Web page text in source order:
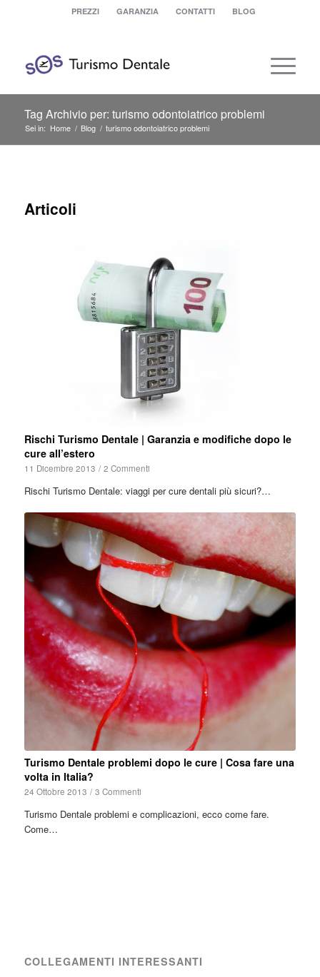
PREZZI GARANZIA CONTATTI BLOG
Tag Archivio per: turismo odontoiatrico problemi
Sei in: Home / Blog / turismo odontoiatrico problemi
Articoli
Rischi Turismo Dentale | Garanzia e modifiche dopo le
cure all’estero
11 Dicembre 2013 / 2 Commenti
Rischi Turismo Dentale: viaggi per cure dentali più sicuri?…
Turismo Dentale problemi dopo le cure | Cosa fare una
volta in Italia?
24 Ottobre 2013 / 3 Commenti
Turismo Dentale problemi e complicazioni, ecco come fare.
Come…
COLLEGAMENTI INTERESSANTI